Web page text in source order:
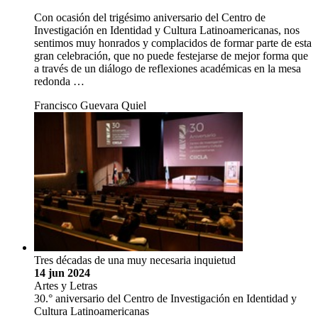
Con ocasión del trigésimo aniversario del Centro de
Investigación en Identidad y Cultura Latinoamericanas, nos
sentimos muy honrados y complacidos de formar parte de esta
gran celebración, que no puede festejarse de mejor forma que
a través de un diálogo de reflexiones académicas en la mesa
redonda …
Francisco Guevara Quiel
Tres décadas de una muy necesaria inquietud
14 jun 2024
Artes y Letras
30.° aniversario del Centro de Investigación en Identidad y
Cultura Latinoamericanas